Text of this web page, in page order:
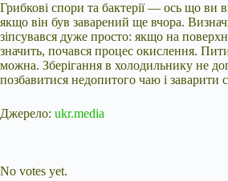
Грибкові спори та бактерії — ось що ви
якщо він був заварений ще вчора.
зіпсувався дуже просто: якщо на
значить, почався процес окислення.
можна. Зберігання в холодильнику не
позбавитися недопитого чаю і заварити
Джерело: ukr.media
No votes yet.